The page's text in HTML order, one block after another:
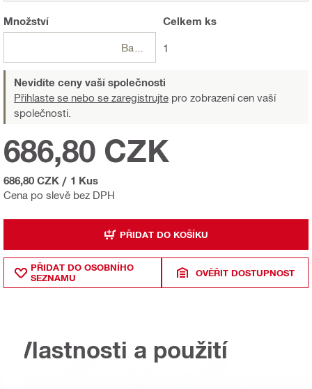
Množství Celkem ks
1
Nevidíte ceny vaší společnosti
Přihlaste se nebo se zaregistrujte pro zobrazení cen vaší
společnosti.
Cena po slevě bez DPH
686,80 CZK
686,80 CZK / 1 Kus
PŘIDAT DO KOŠÍKU
PŘIDAT DO OSOBNÍHO
SEZNAMU
OVĚŘIT DOSTUPNOST
Vlastnosti a použití